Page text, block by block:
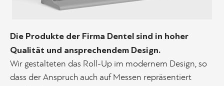
Die Produkte der Firma Dentel sind in hoher
Qualität und ansprechendem Design.
Wir gestalteten das Roll-Up im modernem Design, so
dass der Anspruch auch auf Messen repräsentiert